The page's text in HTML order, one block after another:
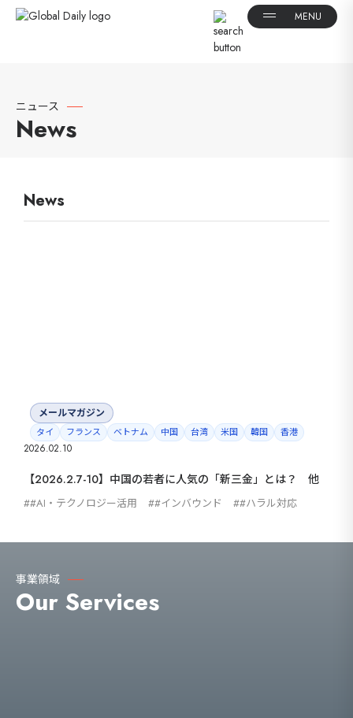
ニュース
News
News
メールマガジン
タイ フランス ベトナム 中国 台湾 米国 韓国 香港
2026.02.10
【2026.2.7-10】中国の若者に人気の「新三金」とは？ 他
#AI・テクノロジー活用 #インバウンド #ハラル対応
事業領域
Our Services